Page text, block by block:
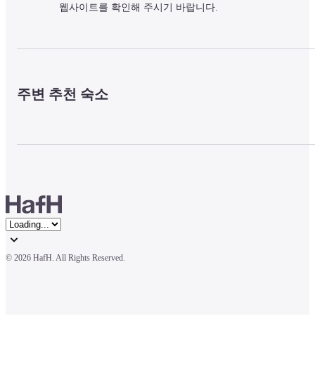
웹사이트를 확인해 주시기 바랍니다.
주변 추천 숙소
© 2026 HafH. All Rights Reserved.